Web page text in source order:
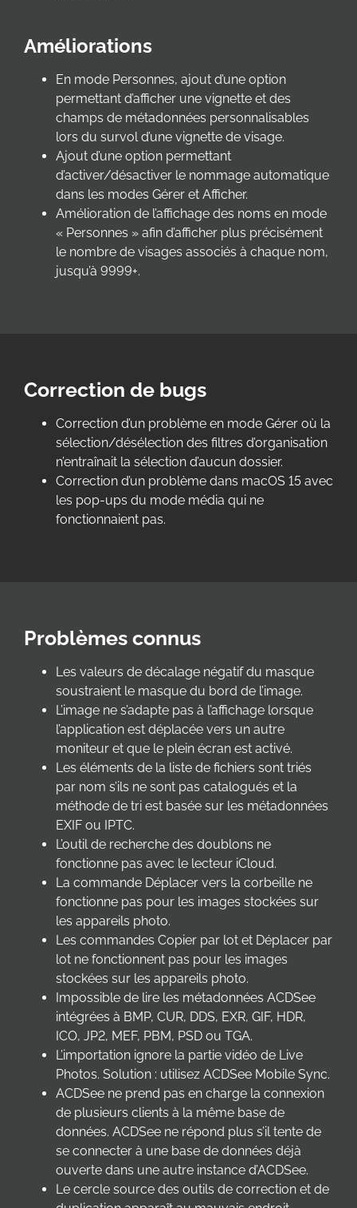
Améliorations
En mode Personnes, ajout d’une option
permettant d’afficher une vignette et des
champs de métadonnées personnalisables
lors du survol d’une vignette de visage.
Ajout d’une option permettant
d’activer/désactiver le nommage automatique
dans les modes Gérer et Afficher.
Amélioration de l’affichage des noms en mode
« Personnes » afin d’afficher plus précisément
le nombre de visages associés à chaque nom,
jusqu’à 9999+.
Correction de bugs
Correction d’un problème en mode Gérer où la
sélection/désélection des filtres d’organisation
n’entraînait la sélection d’aucun dossier.
Correction d’un problème dans macOS 15 avec
les pop-ups du mode média qui ne
fonctionnaient pas.
Problèmes connus
Les valeurs de décalage négatif du masque
soustraient le masque du bord de l’image.
L’image ne s’adapte pas à l’affichage lorsque
l’application est déplacée vers un autre
moniteur et que le plein écran est activé.
Les éléments de la liste de fichiers sont triés
par nom s’ils ne sont pas catalogués et la
méthode de tri est basée sur les métadonnées
EXIF ou IPTC.
L’outil de recherche des doublons ne
fonctionne pas avec le lecteur iCloud.
La commande Déplacer vers la corbeille ne
fonctionne pas pour les images stockées sur
les appareils photo.
Les commandes Copier par lot et Déplacer par
lot ne fonctionnent pas pour les images
stockées sur les appareils photo.
Impossible de lire les métadonnées ACDSee
intégrées à BMP, CUR, DDS, EXR, GIF, HDR,
ICO, JP2, MEF, PBM, PSD ou TGA.
L’importation ignore la partie vidéo de Live
Photos. Solution : utilisez ACDSee Mobile Sync.
ACDSee ne prend pas en charge la connexion
de plusieurs clients à la même base de
données. ACDSee ne répond plus s’il tente de
se connecter à une base de données déjà
ouverte dans une autre instance d’ACDSee.
Le cercle source des outils de correction et de